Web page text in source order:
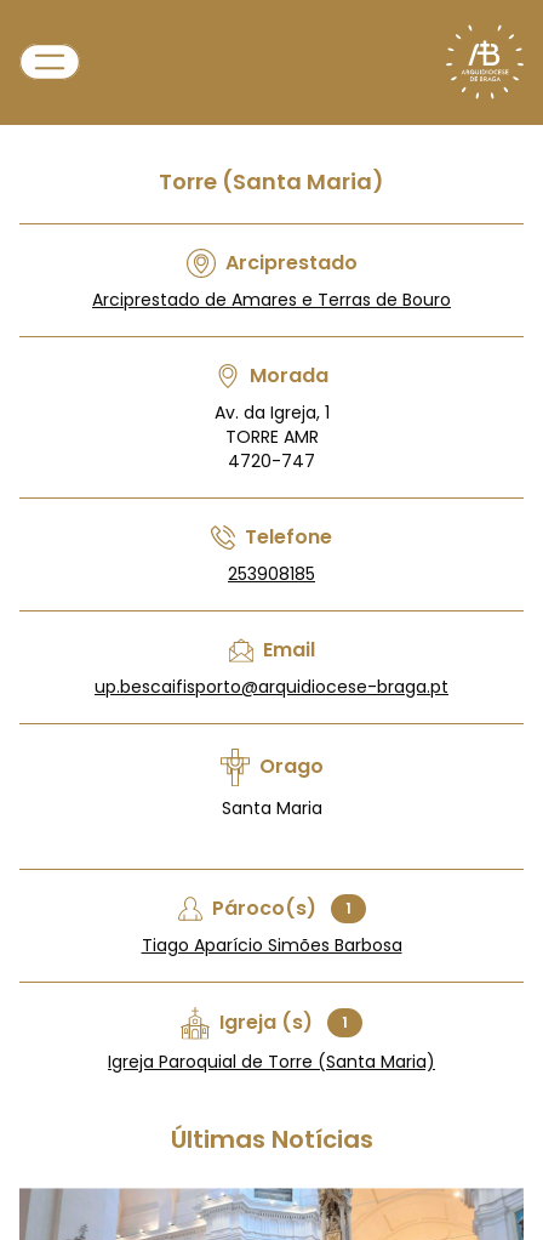
Torre (Santa Maria)
Arciprestado
Arciprestado de Amares e Terras de Bouro
Morada
Av. da Igreja, 1
TORRE AMR
4720-747
Telefone
253908185
Email
up.bescaifisporto@arquidiocese-braga.pt
Orago
Santa Maria
Pároco(s) 1
Tiago Aparício Simões Barbosa
Igreja (s) 1
Igreja Paroquial de Torre (Santa Maria)
Últimas Notícias